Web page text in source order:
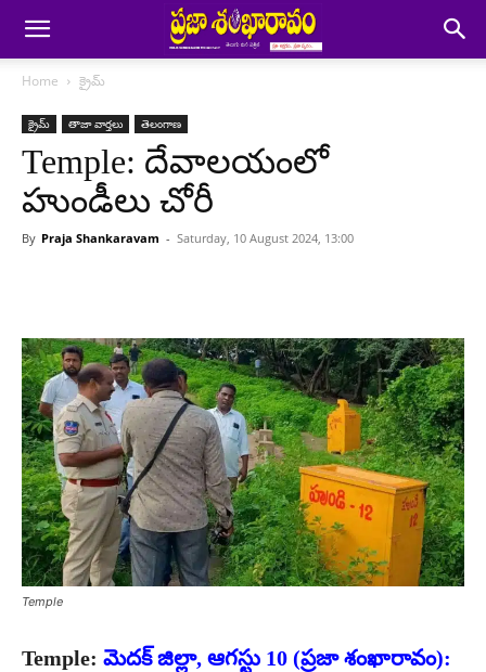
Home క్రైమ్
క్రైమ్ తాజా వార్తలు తెలంగాణ
Temple: దేవాలయంలో
హుండీలు చోరీ
By Praja Shankaravam - Saturday, 10 August 2024, 13:00
Temple
Temple: మెదక్ జిల్లా, ఆగస్టు 10 (ప్రజా శంఖారావం):